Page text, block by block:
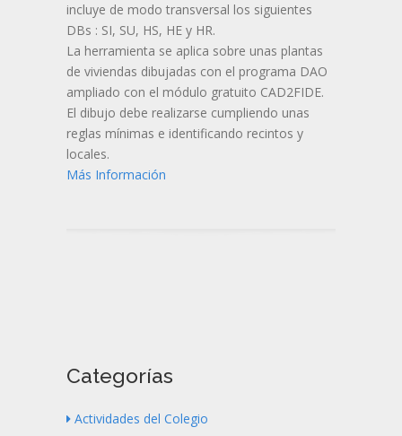
incluye de modo transversal los siguientes
DBs : SI, SU, HS, HE y HR.
La herramienta se aplica sobre unas plantas
de viviendas dibujadas con el programa DAO
ampliado con el módulo gratuito CAD2FIDE.
El dibujo debe realizarse cumpliendo unas
reglas mínimas e identificando recintos y
locales.
Más Información
Categorías
Actividades del Colegio